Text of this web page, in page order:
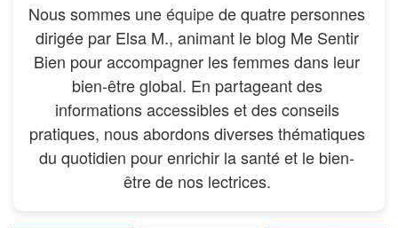
Nous sommes uneéquipede quatre personnes
dirigée par Elsa M., animant le blog Me Sentir
Bien pour accompagner les femmes dans leur
bien-être global. En partageant des
informations accessibles et des conseils
pratiques, nous abordons diverses thématiques
du quotidien pour enrichir la santé et le bien-
être de nos lectrices.